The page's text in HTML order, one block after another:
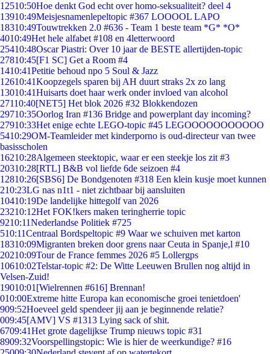
12510:50Hoe denkt God echt over homo-seksualiteit? deel 4
13910:49Meisjesnamenlepeltopic #367 LOOOOL LAPO
18310:49Touwtrekken 2.0 #636 - Team 1 beste team *G* *O*
4010:49Het hele alfabet #108 en 4letterwoord
25410:48Oscar Piastri: Over 10 jaar de BESTE allertijden-topic
27810:45[F1 SC] Get a Room #4
1410:41Petitie behoud npo 5 Soul & Jazz
12610:41Koopzegels sparen bij AH duurt straks 2x zo lang
13010:41Huisarts doet haar werk onder invloed van alcohol
27110:40[NET5] Het blok 2026 #32 Blokkendozen
29710:35Oorlog Iran #136 Bridge and powerplant day incoming?
27910:33Het enige echte LEGO-topic #45 LEGOOOOOOOOOOO
5410:29OM-Teamleider met kinderporno is oud-directeur van twee
basisscholen
16210:28Algemeen steektopic, waar er een steekje los zit #3
20310:28[RTL] B&B vol liefde 6de seizoen #4
12810:26[SBS6] De Bondgenoten #318 Een klein kusje moet kunnen
210:23LG nas n1t1 - niet zichtbaar bij aansluiten
10410:19De landelijke hittegolf van 2026
23210:12Het FOK!kers maken teringherrie topic
9210:11Nederlandse Politiek #725
510:11Centraal Bordspeltopic #9 Waar we schuiven met karton
18310:09Migranten breken door grens naar Ceuta in Spanje,l #10
20210:09Tour de France femmes 2026 #5 Lollergps
10610:02Telstar-topic #2: De Witte Leeuwen Brullen nog altijd in
Velsen-Zuid!
19010:01 [Wielrennen #616] Brennan!
010:00Extreme hitte Europa kan economische groei tenietdoen'
909:52Hoeveel geld spendeer jij aan je beginnende relatie?
009:45[AMV] VS #1313 Lying sack of shit.
6709:41Het grote dagelijkse Trump nieuws topic #31
8909:32Voorspellingstopic: Wie is hier de weerkundige? #16